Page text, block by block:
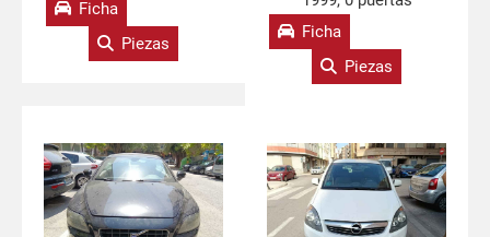
Ficha
Piezas
Ficha
Piezas